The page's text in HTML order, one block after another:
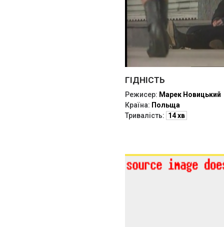
ГІДНІСТЬ
Режисер: Марек Новицький
Країна: Польща
Тривалість: 14 хв